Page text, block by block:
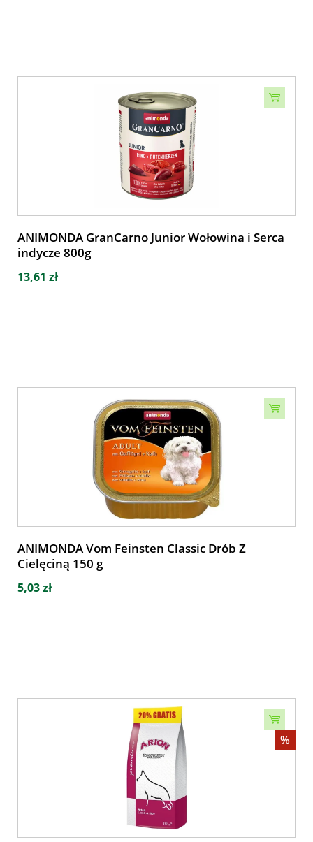
ANIMONDA GranCarno Junior Wołowina i Serca
indycze 800g
13,61 zł
ANIMONDA Vom Feinsten Classic Drób Z
Cielęciną 150 g
5,03 zł
%